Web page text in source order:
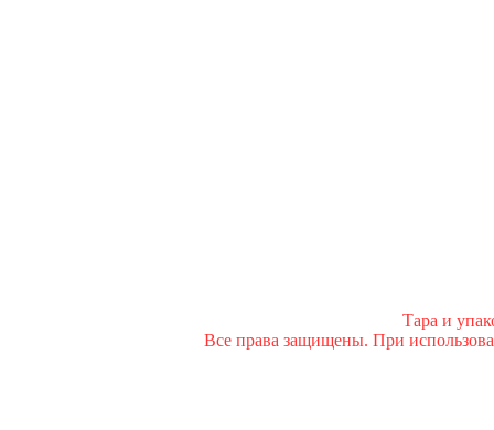
Тара и
Все права защищены. При